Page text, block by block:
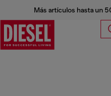
Más artículos hasta un